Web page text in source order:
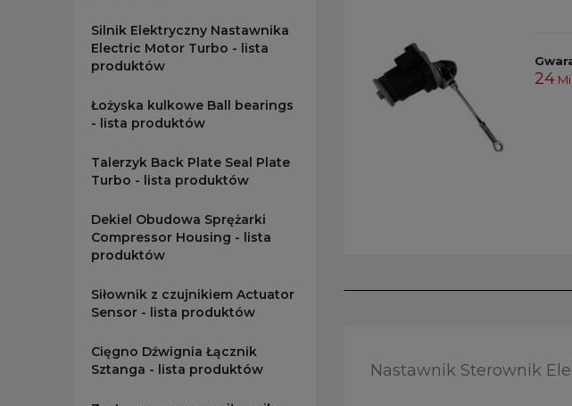
Silnik Elektryczny Nastawnika
Electric Motor Turbo - lista
produktów
Łożyska kulkowe Ball bearings
- lista produktów
Talerzyk Back Plate Seal Plate
Turbo - lista produktów
Dekiel Obudowa Sprężarki
Compressor Housing - lista
produktów
Siłownik z czujnikiem Actuator
Sensor - lista produktów
Cięgno Dźwignia Łącznik
Sztanga - lista produktów
24
Nastawnik Sterownik